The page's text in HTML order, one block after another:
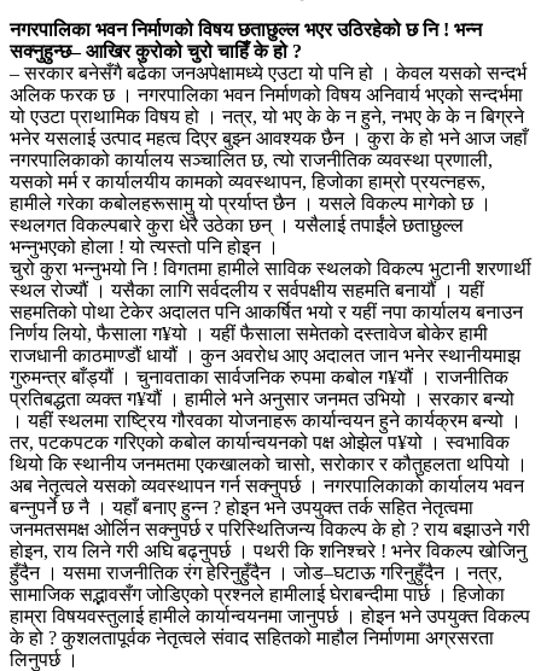
नगरपालिका भवन निर्माणको विषय छताछुल्ल भएर उठिरहेको छ नि ! भन्न
सक्नुहुन्छ– आखिर कुरोको चुरो चाहिँ के हो ?
– सरकार बनेसँगै बढेका जनअपेक्षामध्ये एउटा यो पनि हो । केवल यसको सन्दर्भ
अलिक फरक छ । नगरपालिका भवन निर्माणको विषय अनिवार्य भएको सन्दर्भमा
यो एउटा प्राथामिक विषय हो । नत्र, यो भए के के न हुने, नभए के के न बिग्रने
भनेर यसलाई उत्पाद महत्व दिएर बुझ्न आवश्यक छैन । कुरा के हो भने आज जहाँ
नगरपालिकाको कार्यालय सञ्चालित छ, त्यो राजनीतिक व्यवस्था प्रणाली,
यसको मर्म र कार्यालयीय कामको व्यवस्थापन, हिजोका हाम्रो प्रयत्नहरू,
हामीले गरेका कबोलहरूसामु यो प्रर्याप्त छैन । यसले विकल्प मागेको छ ।
स्थलगत विकल्पबारे कुरा धेरै उठेका छन् । यसैलाई तपाईंले छताछुल्ल
भन्नुभएको होला ! यो त्यस्तो पनि होइन ।
चुरो कुरा भन्नुभयो नि ! विगतमा हामीले साविक स्थलको विकल्प भुटानी शरणार्थी
स्थल रोज्यौं । यसैका लागि सर्वदलीय र सर्वपक्षीय सहमति बनायौं । यहीं
सहमतिको पोथा टेकेर अदालत पनि आकर्षित भयो र यहीं नपा कार्यालय बनाउन
निर्णय लियो, फैसाला ग¥यो । यहीं फैसाला समेतको दस्तावेज बोकेर हामी
राजधानी काठमाण्डौं धायौं । कुन अवरोध आए अदालत जान भनेर स्थानीयमाझ
गुरुमन्त्र बाँड्यौं । चुनावताका सार्वजनिक रुपमा कबोल ग¥यौं । राजनीतिक
प्रतिबद्धता व्यक्त ग¥यौं । हामीले भने अनुसार जनमत उभियो । सरकार बन्यो
। यहीं स्थलमा राष्ट्रिय गौरवका योजनाहरू कार्यान्वयन हुने कार्यक्रम बन्यो ।
तर, पटकपटक गरिएको कबोल कार्यान्वयनको पक्ष ओझेल प¥यो । स्वभाविक
थियो कि स्थानीय जनमतमा एकखालको चासो, सरोकार र कौतुहलता थपियो ।
अब नेतृत्वले यसको व्यवस्थापन गर्न सक्नुपर्छ । नगरपालिकाको कार्यालय भवन
बन्नुपर्ने छ नै । यहाँ बनाए हुन्न ? होइन भने उपयुक्त तर्क सहित नेतृत्वमा
जनमतसमक्ष ओर्लिन सक्नुपर्छ र परिस्थितिजन्य विकल्प के हो ? राय बझाउने गरी
होइन, राय लिने गरी अघि बढ्नुपर्छ । पथरी कि शनिश्चरे ! भनेर विकल्प खोजिनु
हुँदैन । यसमा राजनीतिक रंग हेरिनुहुँदैन । जोड–घटाऊ गरिनुहुँदैन । नत्र,
सामाजिक सद्भावसँग जोडिएको प्रश्नले हामीलाई घेराबन्दीमा पार्छ । हिजोका
हाम्रा विषयवस्तुलाई हामीले कार्यान्वयनमा जानुपर्छ । होइन भने उपयुक्त विकल्प
के हो ? कुशलतापूर्वक नेतृत्वले संवाद सहितको माहौल निर्माणमा अग्रसरता
लिनुपर्छ ।